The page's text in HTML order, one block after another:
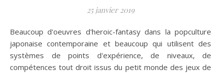
25 janvier 2019
Beaucoup d'oeuvres d'heroic-fantasy dans la popculture
japonaise contemporaine et beaucoup qui utilisent des
systèmes de points d'expérience, de niveaux, de
compétences tout droit issus du petit monde des jeux de